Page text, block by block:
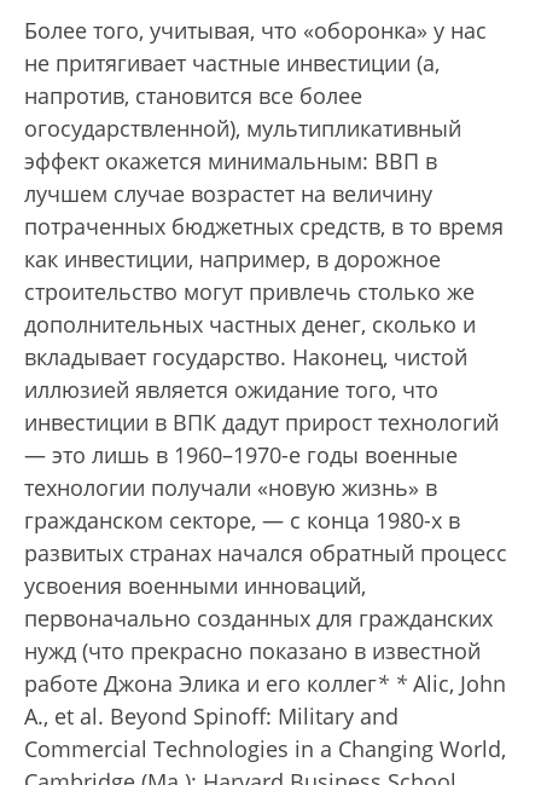
Более того, учитывая, что «оборонка» у нас
не притягивает частные инвестиции (а,
напротив, становится все более
огосударствленной), мультипликативный
эффект окажется минимальным: ВВП в
лучшем случае возрастет на величину
потраченных бюджетных средств, в то время
как инвестиции, например, в дорожное
строительство могут привлечь столько же
дополнительных частных денег, сколько и
вкладывает государство. Наконец, чистой
иллюзией является ожидание того, что
инвестиции в ВПК дадут прирост технологий
— это лишь в 1960–1970-е годы военные
технологии получали «новую жизнь» в
гражданском секторе, — с конца 1980-х в
развитых странах начался обратный процесс
усвоения военными инноваций,
первоначально созданных для гражданских
нужд (что прекрасно показано в известной
работе Джона Элика и его коллег* * Alic, John
A., et al. Beyond Spinoff: Military and
Commercial Technologies in a Changing World,